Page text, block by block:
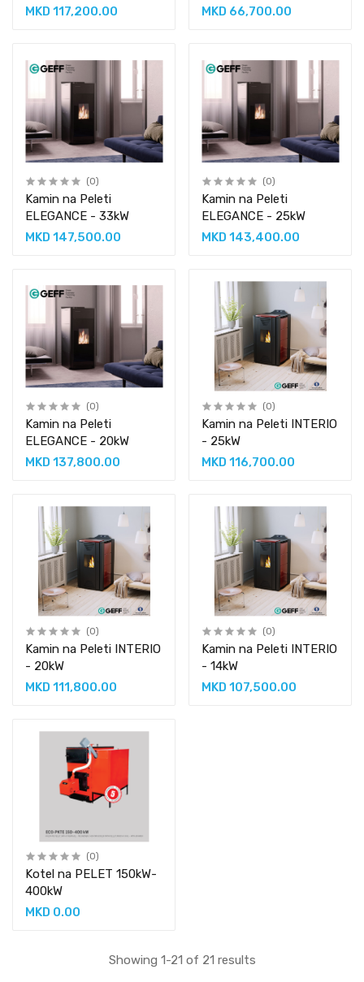
MKD 117,200.00 MKD 66,700.00
(0)
Kamin na Peleti
ELEGANCE - 33kW
MKD 147,500.00
(0)
Kamin na Peleti
ELEGANCE - 25kW
MKD 143,400.00
(0)
Kamin na Peleti
ELEGANCE - 20kW
MKD 137,800.00
(0)
Kamin na Peleti INTERIO
- 25kW
MKD 116,700.00
(0)
Kamin na Peleti INTERIO
- 20kW
MKD 111,800.00
(0)
Kamin na Peleti INTERIO
- 14kW
MKD 107,500.00
(0)
Kotel na PELET 150kW-
400kW
MKD 0.00
Showing 1-21 of 21 results